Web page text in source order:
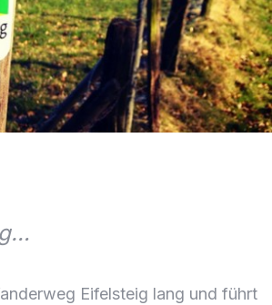
Eifelsteig lang und führt